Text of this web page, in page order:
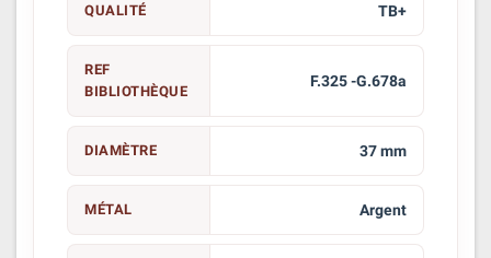
QUALITÉ TB+
REF
BIBLIOTHÈQUE
F.325 -G.678a
DIAMÈTRE 37 mm
MÉTAL Argent